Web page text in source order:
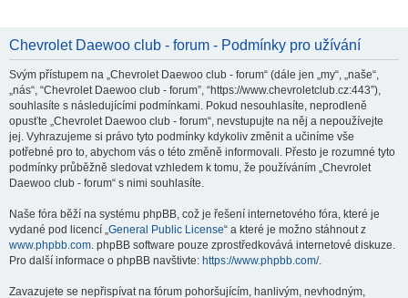
Chevrolet Daewoo club - forum - Podmínky pro užívání
Svým přístupem na „Chevrolet Daewoo club - forum“ (dále jen „my“, „naše“,
„nás“, “Chevrolet Daewoo club - forum”, “https://www.chevroletclub.cz:443”),
souhlasíte s následujícími podmínkami. Pokud nesouhlasíte, neprodleně
opusťte „Chevrolet Daewoo club - forum“, nevstupujte na něj a nepoužívejte
jej. Vyhrazujeme si právo tyto podmínky kdykoliv změnit a učiníme vše
potřebné pro to, abychom vás o této změně informovali. Přesto je rozumné tyto
podmínky průběžně sledovat vzhledem k tomu, že používáním „Chevrolet
Daewoo club - forum“ s nimi souhlasíte.
Naše fóra běží na systému phpBB, což je řešení internetového fóra, které je
vydané pod licencí „General Public License“ a které je možno stáhnout z
www.phpbb.com. phpBB software pouze zprostředkovává internetové diskuze.
Pro další informace o phpBB navštivte: https://www.phpbb.com/.
Zavazujete se nepřispívat na fórum pohoršujícím, hanlivým, nevhodným,